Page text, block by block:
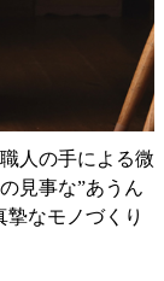
人の手による微
見事な”あうん
なモノづくり